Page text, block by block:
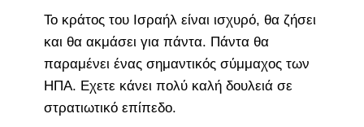
Το κράτος του Ισραήλ είναι ισχυρό, θα ζήσει
και θα ακμάσει για πάντα. Πάντα θα
παραμένει ένας σημαντικός σύμμαχος των
ΗΠΑ. Εχετε κάνει πολύ καλή δουλειά σε
στρατιωτικό επίπεδο.